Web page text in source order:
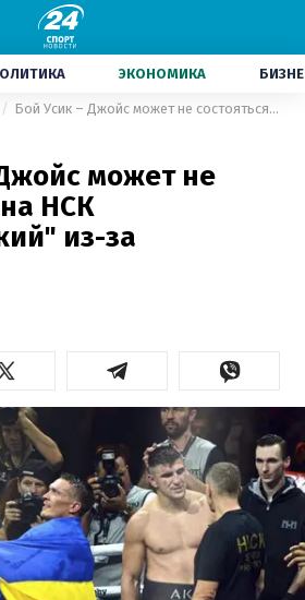
ЭКОНОМИКА
Бой Усик – Джойс может не состояться на НСК "Олимпийский" из-за карантина
может не
на НСК
из-за